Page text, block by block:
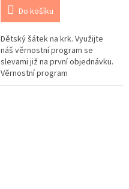
Do košíku
Dětský šátek na krk. Využijte
náš věrnostní program se
slevami již na první objednávku.
Věrnostní program